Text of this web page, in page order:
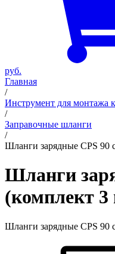
руб.
Главная
/
Инструмент для монтажа
/
Заправочные шланги
/
Шланги зарядные CPS 90
Шланги
(комплект
Шланги зарядные CPS 90